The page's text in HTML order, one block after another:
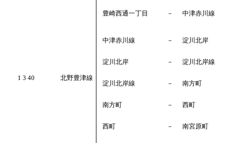
1 3 40 北野豊津線
豊崎西通一丁目 － 中津赤川線
中津赤川線 － 淀川北岸
淀川北岸 － 淀川北岸線
淀川北岸線 － 南方町
南方町 － 西町
西町 － 南宮原町